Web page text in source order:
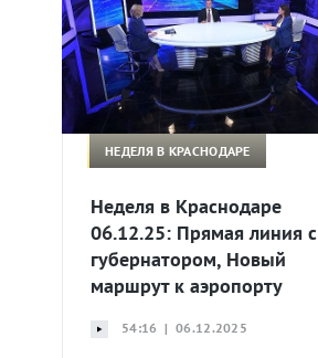
НЕДЕЛЯ В КРАСНОДАРЕ
Неделя в Краснодаре
06.12.25: Прямая линия с
губернатором, Новый
маршрут к аэропорту
54:16 | 06.12.2025